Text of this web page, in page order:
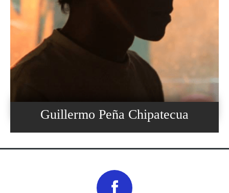
Guillermo Peña Chipatecua